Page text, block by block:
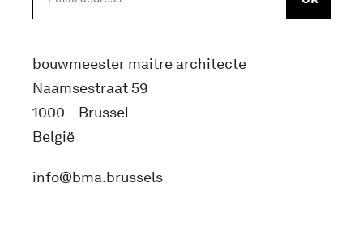
bouwmeester maitre architecte
Naamsestraat 59
1000 – Brussel
België
info@bma.brussels